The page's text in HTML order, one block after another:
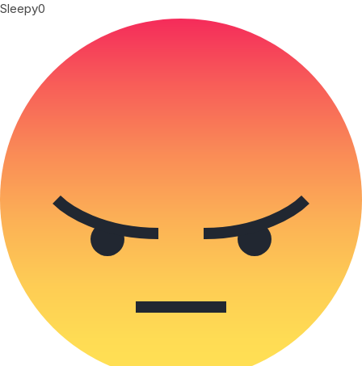
Sleepy0